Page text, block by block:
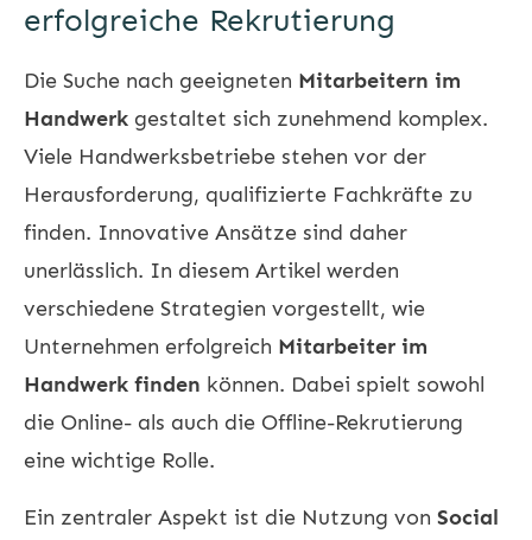
erfolgreiche Rekrutierung
Die Suche nach geeigneten Mitarbeitern im
Handwerk gestaltet sich zunehmend komplex.
Viele Handwerksbetriebe stehen vor der
Herausforderung, qualifizierte Fachkräfte zu
finden. Innovative Ansätze sind daher
unerlässlich. In diesem Artikel werden
verschiedene Strategien vorgestellt, wie
Unternehmen erfolgreich Mitarbeiter im
Handwerk finden können. Dabei spielt sowohl
die Online- als auch die Offline-Rekrutierung
eine wichtige Rolle.
Ein zentraler Aspekt ist die Nutzung von Social